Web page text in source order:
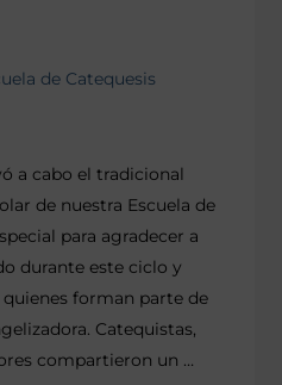
de Catequesis
a cabo el tradicional
de nuestra Escuela de
para agradecer a
durante este ciclo y
forman parte de
Catequistas,
compartieron un …